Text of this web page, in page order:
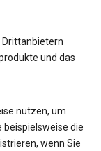
Drittanbietern
und das
nutzen, um
beispielsweise die
wenn Sie